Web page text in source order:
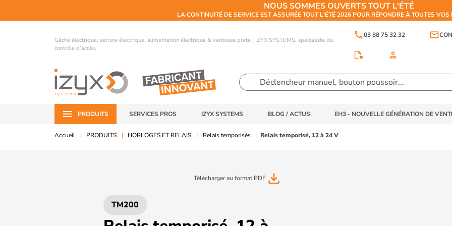
NOUS SOMMES OUVERTS TOUT L'ÉTÉ
LA CONTINUITÉ DE SERVICE EST ASSURÉE TOUT L'ÉTÉ 2026 POUR RÉPONDRE À TOUTES
Gâche électrique, serrure électrique, alimentation électrique & ventouse porte : IZYX SYSTEMS, spécialiste du
contrôle d’accès.
phone03 88 75 32 32 email
person
PRODUITS SERVICES PROS IZYX SYSTEMS BLOG / ACTUS EH3 - NOUVELLE GÉNÉRATION DE
Accueil PRODUITS HORLOGES ET RELAIS Relais temporisés Relais temporisé, 12 à 24 V
Télécharger au format PDF file_download
TM200